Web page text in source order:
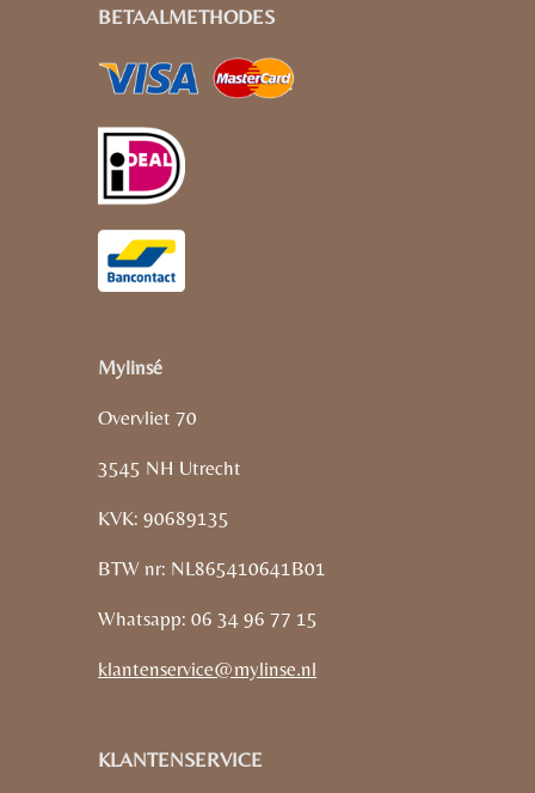
BETAALMETHODES
Mylinsé
Overvliet 70
3545 NH Utrecht
KVK: 90689135
BTW nr: NL865410641B01
Whatsapp: 06 34 96 77 15
klantenservice@mylinse.nl
KLANTENSERVICE